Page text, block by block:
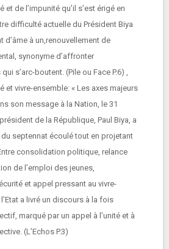
de l’impunité qu’il s’est érigé en
difficulté actuelle du Président Biya
d’âme à un,renouvellement de
synonyme d’affronter
s’arc-boutent. (Pile ou Face P.6) ,
et vivre-ensemble: « Les axes majeurs
son message à la Nation, le 31
de la République, Paul Biya, a
septennat écoulé tout en projetant
consolidation politique, relance
de l’emploi des jeunes,
et appel pressant au vivre-
a livré un discours à la fois
marqué par un appel à l’unité et à
(L’Echos P.3)